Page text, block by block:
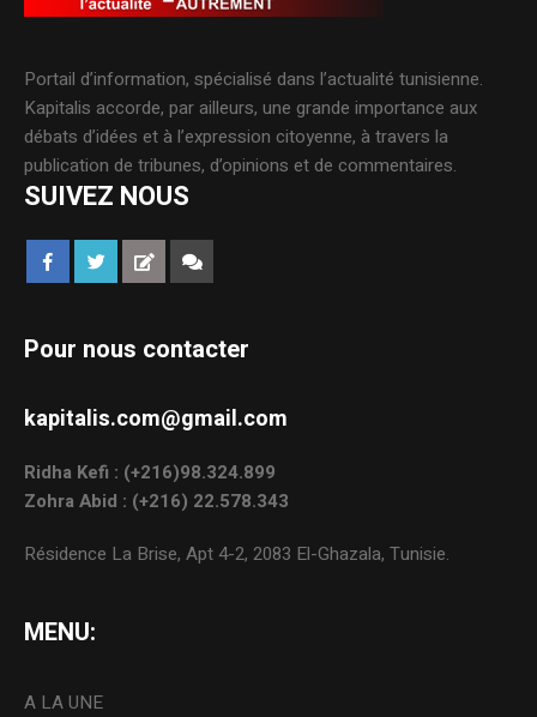
Portail d’information, spécialisé dans l’actualité tunisienne.
Kapitalis accorde, par ailleurs, une grande importance aux
débats d’idées et à l’expression citoyenne, à travers la
publication de tribunes, d’opinions et de commentaires.
SUIVEZ NOUS
Pour nous contacter
kapitalis.com@gmail.com
Ridha Kefi : (+216)98.324.899
Zohra Abid : (+216) 22.578.343
Résidence La Brise, Apt 4-2, 2083 El-Ghazala, Tunisie.
MENU:
A LA UNE